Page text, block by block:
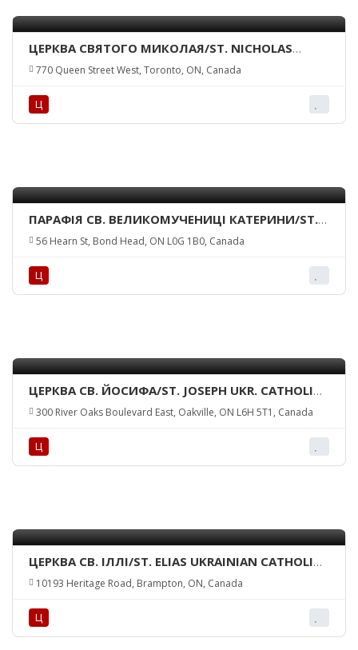
ЦЕРКВА СВЯТОГО МИКОЛАЯ/ST. NICHOLAS
CHURCH
770 Queen Street West, Toronto, ON, Canada
Ц
ПАРАФІЯ СВ. ВЕЛИКОМУЧЕНИЦІ КАТЕРИНИ/ST.
CATHERINE OF ALEXANDRIA PARISH
56 Hearn St, Bond Head, ON L0G 1B0, Canada
Ц
ЦЕРКВА СВ. ЙОСИФА/ST. JOSEPH UKR. CATHOLIC
CHURCH
300 River Oaks Boulevard East, Oakville, ON L6H 5T1, Canada
Ц
ЦЕРКВА СВ. ІЛЛІ/ST. ELIAS UKRAINIAN CATHOLIC
CHURCH
10193 Heritage Road, Brampton, ON, Canada
Ц